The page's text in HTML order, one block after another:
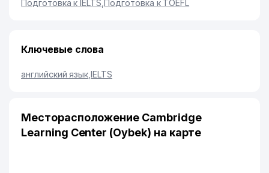
Подготовка к IELTS ,Подготовка к TOEFL
Ключевые слова
английский язык ,IELTS
Месторасположение Cambridge
Learning Center (Oybek) на карте